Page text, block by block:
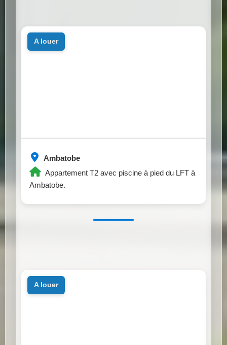
Ambatobe
Appartement T2 avec piscine à pied du LFT à
Ambatobe.
a louer
a louer